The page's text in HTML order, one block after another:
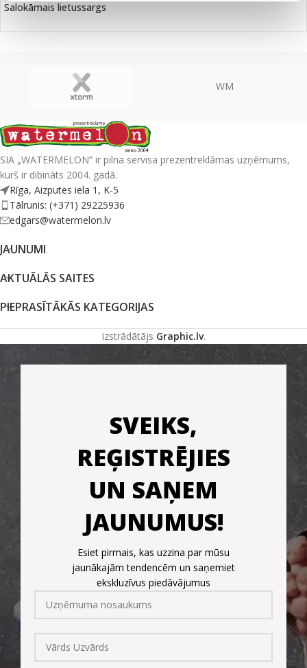
Salokāmais lietussargs
WM
SIA „WATERMELON” ir pilna servisa prezentreklāmas uzņēmums,
kurš ir dibināts 2004. gadā.
Rīga, Aizputes iela 1, K-5
Tālrunis: (+371) 29225936
edgars@watermelon.lv
JAUNUMI
AKTUĀLĀS SAITES
PIEPRASĪTĀKĀS KATEGORIJAS
Izstrādātājs Graphic.lv.
SVEIKS,
REĢISTRĒJIES
UN SAŅEM
JAUNUMUS!
Esiet pirmais, kas uzzina par mūsu
jaunākajām tendencēm un saņemiet
ekskluzīvus piedāvājumus